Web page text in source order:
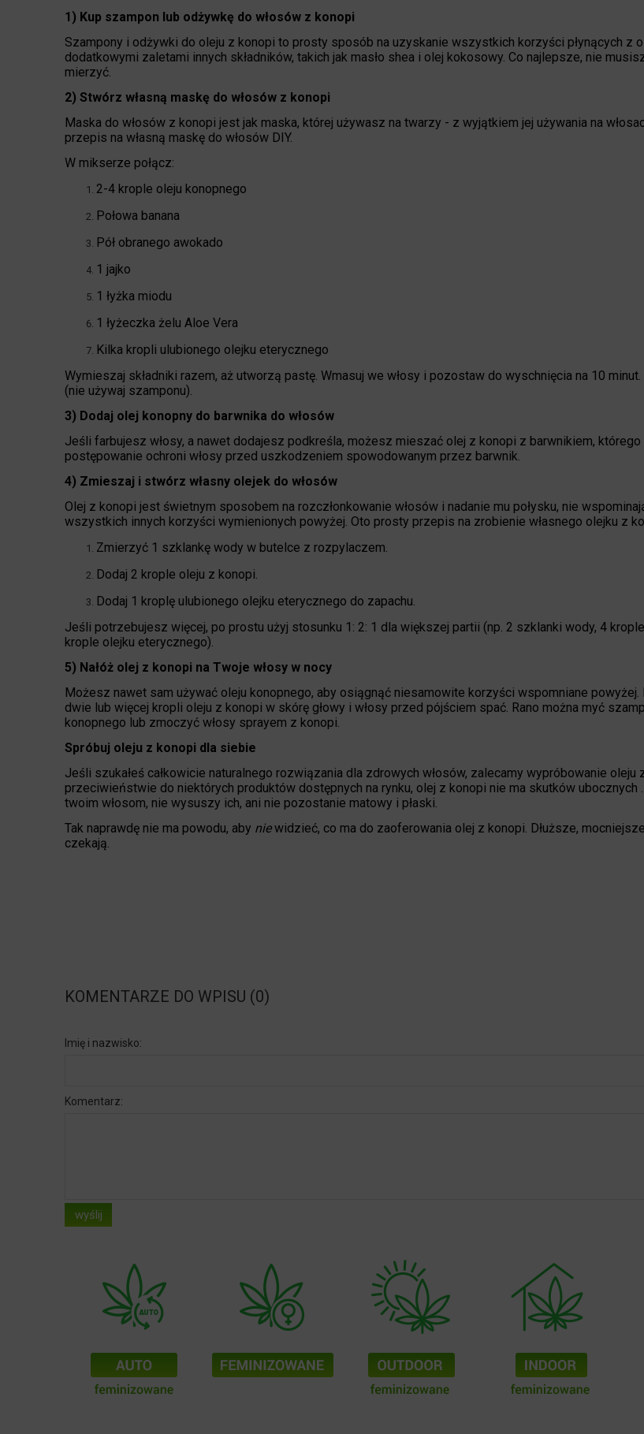
1) Kup szampon lub odżywkę do włosów z konopi
Szampony i odżywki do oleju z konopi to prosty sposób na uzyskanie wszystkich korzyści płynących z
dodatkowymi zaletami innych składników, takich jak masło shea i olej kokosowy. Co najlepsze, nie
mierzyć.
2) Stwórz własną maskę do włosów z konopi
Maska do włosów z konopi jest jak maska, której używasz na twarzy - z wyjątkiem jej używania na
przepis na własną maskę do włosów DIY.
W mikserze połącz:
2-4 krople oleju konopnego
Połowa banana
Pół obranego awokado
1 jajko
1 łyżka miodu
1 łyżeczka żelu Aloe Vera
Kilka kropli ulubionego olejku eterycznego
Wymieszaj składniki razem, aż utworzą pastę. Wmasuj we włosy i pozostaw do wyschnięcia na 10 minut.
(nie używaj szamponu).
3) Dodaj olej konopny do barwnika do włosów
Jeśli farbujesz włosy, a nawet dodajesz podkreśla, możesz mieszać olej z konopi z barwnikiem, którego
postępowanie ochroni włosy przed uszkodzeniem spowodowanym przez barwnik.
4) Zmieszaj i stwórz własny olejek do włosów
Olej z konopi jest świetnym sposobem na rozczłonkowanie włosów i nadanie mu połysku, nie
wszystkich innych korzyści wymienionych powyżej. Oto prosty przepis na zrobienie własnego olejku z
Zmierzyć 1 szklankę wody w butelce z rozpylaczem.
Dodaj 2 krople oleju z konopi.
Dodaj 1 kroplę ulubionego olejku eterycznego do zapachu.
Jeśli potrzebujesz więcej, po prostu użyj stosunku 1: 2: 1 dla większej partii (np. 2 szklanki wody, 4
krople olejku eterycznego).
5) Nałóż olej z konopi na Twoje włosy w nocy
Możesz nawet sam używać oleju konopnego, aby osiągnąć niesamowite korzyści wspomniane powyżej.
dwie lub więcej kropli oleju z konopi w skórę głowy i włosy przed pójściem spać. Rano można myć
konopnego lub zmoczyć włosy sprayem z konopi.
Spróbuj oleju z konopi dla siebie
Jeśli szukałeś całkowicie naturalnego rozwiązania dla zdrowych włosów, zalecamy wypróbowanie oleju
przeciwieństwie do niektórych produktów dostępnych na rynku, olej z konopi nie ma skutków ubocznych
twoim włosom, nie wysuszy ich, ani nie pozostanie matowy i płaski.
Tak naprawdę nie ma powodu, aby niewidzieć, co ma do zaoferowania olej z konopi. Dłuższe,
czekają.
KOMENTARZE DO WPISU (0)
Imię i nazwisko:
Komentarz:
wyślij